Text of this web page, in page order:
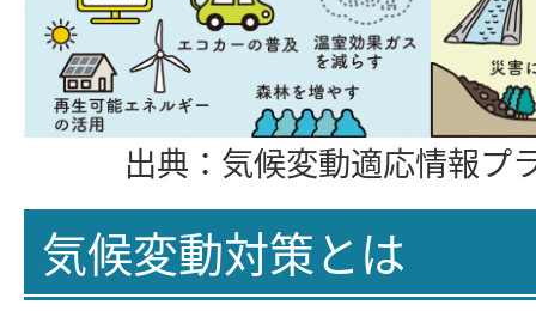
出典：気候変動適応情報プ
気候変動対策とは